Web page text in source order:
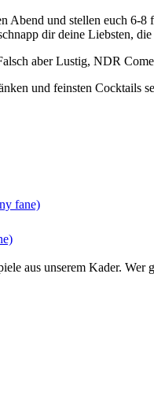
Abend und stellen euch 6-
dir deine Liebsten,
aber Lustig, NDR
und feinsten Cocktails
fane)
aus unserem Kader. Wer